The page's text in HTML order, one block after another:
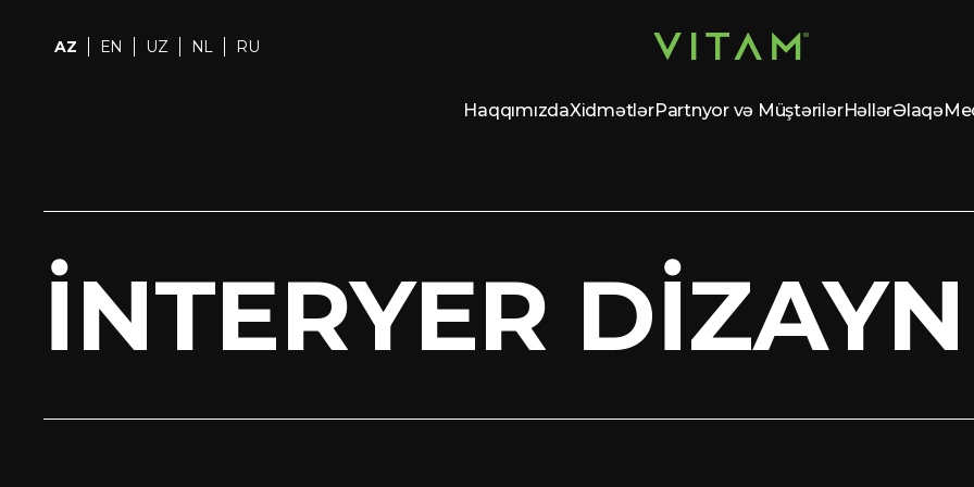
AZ EN UZ NL RU
HaqqımızdaXidmətlərPartnyor və MüştərilərHəllərƏlaqə
İNTERYER DIZAYN